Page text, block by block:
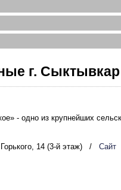
г. Сыктывкар
- одно из крупнейших
14 (3-й этаж) / Сайт